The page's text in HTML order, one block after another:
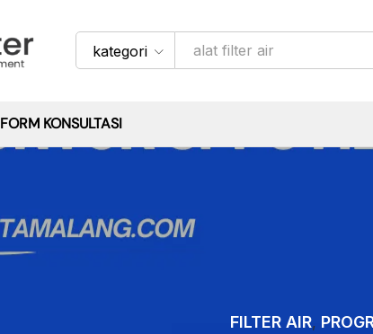
kategori
FORM KONSULTASI
FILTER AIR,